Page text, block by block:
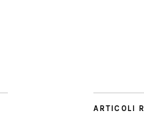
ARTICOLI